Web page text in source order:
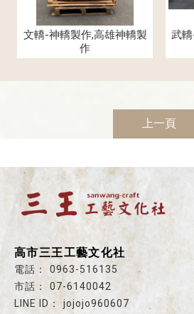
文轎-神轎製作,高雄神轎製
作
武
上一頁
高市三王工藝文化社
0963-516135
07-6140042
jojojo960607